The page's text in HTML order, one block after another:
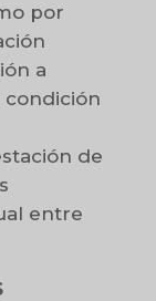
por
a
de
entre